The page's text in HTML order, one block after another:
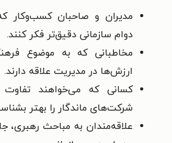
مدیران و صاحبان کسب‌وکار
دوام سازمانی دقیق‌تر فکر کنند.
مخاطبانی که به موضوع
ارزش‌ها در مدیریت علاقه دارند.
کسانی که می‌خواهند
شرکت‌های ماندگار را بهتر
علاقه‌مندان به مباحث رهبری،